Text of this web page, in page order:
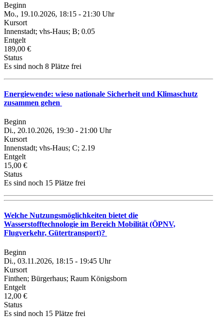
Beginn
Mo., 19.10.2026, 18:15 - 21:30 Uhr
Kursort
Innenstadt; vhs-Haus; B; 0.05
Entgelt
189,00 €
Status
Es sind noch 8 Plätze frei
Energiewende: wieso nationale Sicherheit und Klimaschutz
zusammen gehen
Beginn
Di., 20.10.2026, 19:30 - 21:00 Uhr
Kursort
Innenstadt; vhs-Haus; C; 2.19
Entgelt
15,00 €
Status
Es sind noch 15 Plätze frei
Welche Nutzungsmöglichkeiten bietet die
Wasserstofftechnologie im Bereich Mobilität (ÖPNV,
Flugverkehr, Gütertransport)?
Beginn
Di., 03.11.2026, 18:15 - 19:45 Uhr
Kursort
Finthen; Bürgerhaus; Raum Königsborn
Entgelt
12,00 €
Status
Es sind noch 15 Plätze frei